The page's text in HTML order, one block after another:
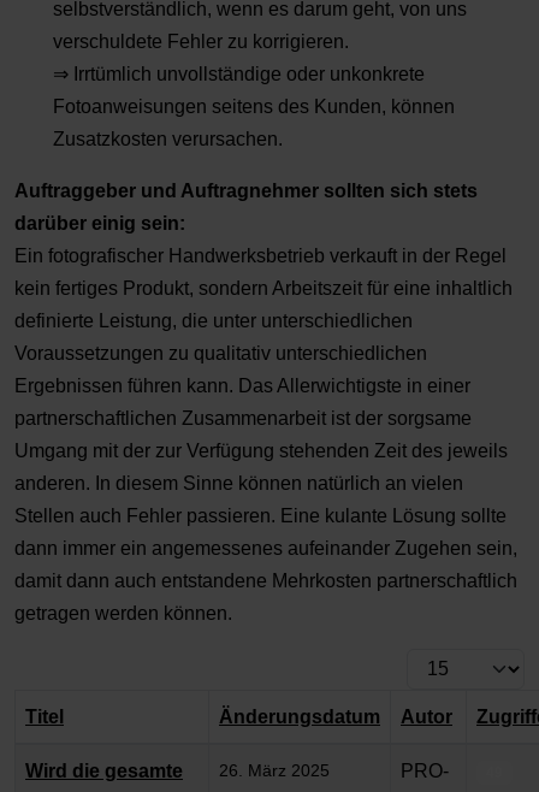
selbstverständlich, wenn es darum geht, von uns
verschuldete Fehler zu korrigieren.
⇒ Irrtümlich unvollständige oder unkonkrete
Fotoanweisungen seitens des Kunden, können
Zusatzkosten verursachen.
Auftraggeber und Auftragnehmer sollten sich stets
darüber einig sein:
Ein fotografischer Handwerksbetrieb verkauft in der Regel
kein fertiges Produkt, sondern Arbeitszeit für eine inhaltlich
definierte Leistung, die unter unterschiedlichen
Voraussetzungen zu qualitativ unterschiedlichen
Ergebnissen führen kann. Das Allerwichtigste in einer
partnerschaftlichen Zusammenarbeit ist der sorgsame
Umgang mit der zur Verfügung stehenden Zeit des jeweils
anderen. In diesem Sinne können natürlich an vielen
Stellen auch Fehler passieren. Eine kulante Lösung sollte
dann immer ein angemessenes aufeinander Zugehen sein,
damit dann auch entstandene Mehrkosten partnerschaftlich
getragen werden können.
Anzeige #
Beiträge
Titel Änderungsdatum Autor
Wird die gesamte
26. März 2025
PRO-